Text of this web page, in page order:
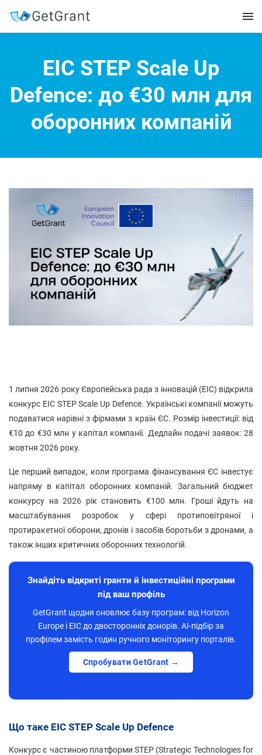
EIC STEP Scale Up
Defence: до €30 млн для
оборонних компаній
1 липня 2026 року Європейська рада з інновацій (EIC) відкрила
конкурс EIC STEP Scale Up Defence. Українські компанії можуть
подаватися нарівні з фірмами з країн ЄС. Розмір інвестиції: від
€10 до €30 млн у капітал компанії. Дедлайн подачі заявок: 28
жовтня 2026 року.
Це перший випадок, коли програма фінансування ЄС інвестує
напряму в капітал оборонних компаній. Загальний бюджет
конкурсу на 2026 рік становить €100 млн. Гроші йдуть на
масштабування розробок у сфері протиповітряної і
протиракетної оборони, дронів і засобів боротьби з дронами, а
також інших критичних оборонних технологій.
Знайдіть відкриті гранти й інвестиційні програми
під ваш профіль
GetGrant щодня оновлює базу програм: від Horizon
Europe і EIC до двосторонніх донорів. AI-підбір за
профілем замість годин ручного моніторингу порталів.
Спробувати GetGrant →
Що таке EIC STEP Scale Up Defence
Конкурс є частиною платформи STEP (Strategic Technologies for